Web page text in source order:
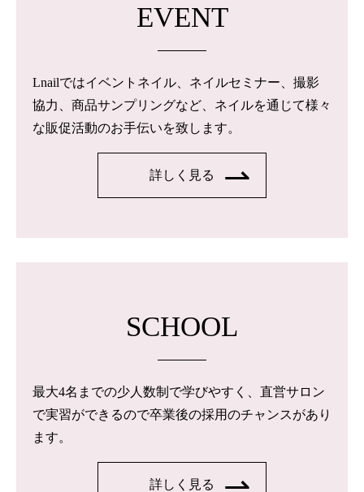
EVENT
Lnailではイベントネイル、ネイルセミナー、撮影
協力、商品サンプリングなど、ネイルを通じて様々
な販促活動のお手伝いを致します。
詳しく見る
SCHOOL
最大4名までの少人数制で学びやすく、直営サロン
で実習ができるので卒業後の採用のチャンスがあり
ます。
詳しく見る